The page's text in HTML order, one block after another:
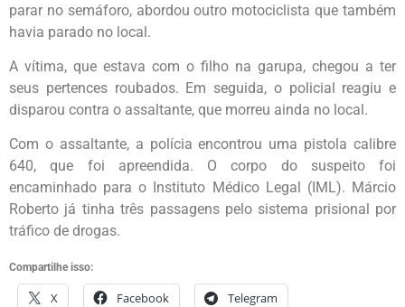
parar no semáforo, abordou outro motociclista que também
havia parado no local.
A vítima, que estava com o filho na garupa, chegou a ter
seus pertences roubados. Em seguida, o policial reagiu e
disparou contra o assaltante, que morreu ainda no local.
Com o assaltante, a polícia encontrou uma pistola calibre
640, que foi apreendida. O corpo do suspeito foi
encaminhado para o Instituto Médico Legal (IML). Márcio
Roberto já tinha três passagens pelo sistema prisional por
tráfico de drogas.
Compartilhe isso:
X Facebook Telegram